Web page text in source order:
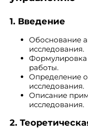
1. Введение
Обоснование
исследования.
Формулировка
работы.
Определение
исследования.
Описание
исследования.
2.